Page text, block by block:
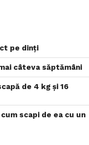
pe dinți
câteva săptămâni
de 4 kg și 16
scapi de ea cu un